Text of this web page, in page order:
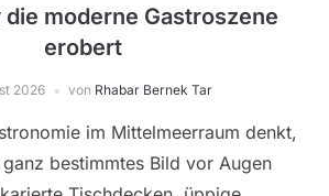
moderne Gastroszene
erobert
2026 von Rhabar Bernek Tar
im Mittelmeerraum denkt,
bestimmtes Bild vor Augen